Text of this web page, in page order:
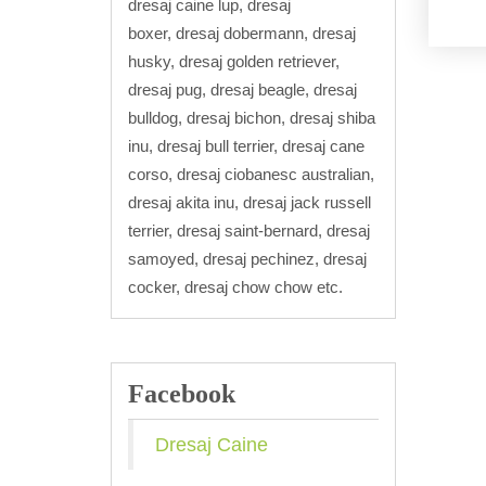
dresaj caine lup, dresaj
boxer, dresaj dobermann, dresaj
husky, dresaj golden retriever,
dresaj pug, dresaj beagle, dresaj
bulldog, dresaj bichon, dresaj shiba
inu, dresaj bull terrier, dresaj cane
corso, dresaj ciobanesc australian,
dresaj akita inu, dresaj jack russell
terrier, dresaj saint-bernard, dresaj
samoyed, dresaj pechinez, dresaj
cocker, dresaj chow chow etc.
Facebook
Dresaj Caine